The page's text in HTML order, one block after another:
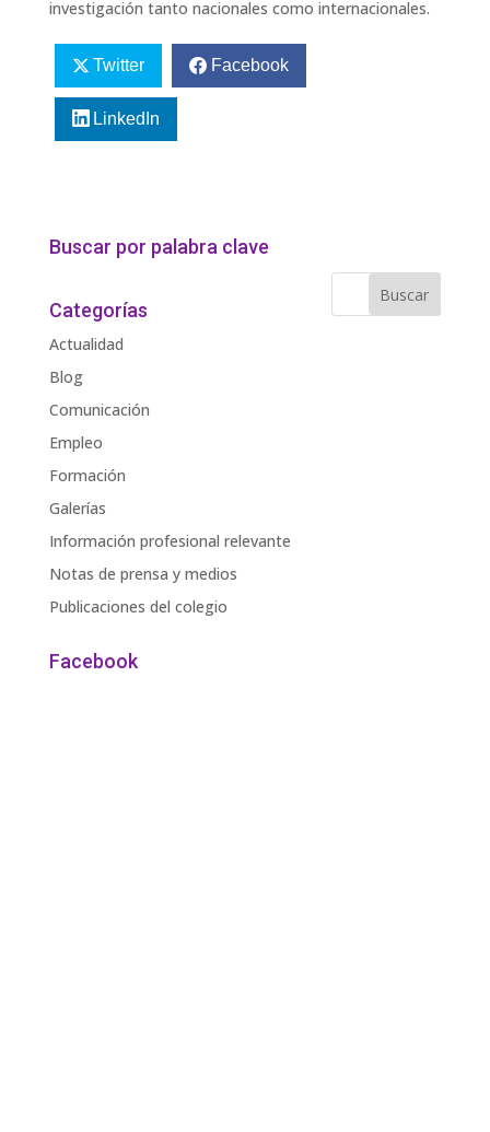
investigación tanto nacionales como internacionales.
Twitter Facebook
LinkedIn
Buscar por palabra clave
Categorías
Actualidad
Blog
Comunicación
Empleo
Formación
Galerías
Información profesional relevante
Notas de prensa y medios
Publicaciones del colegio
Facebook